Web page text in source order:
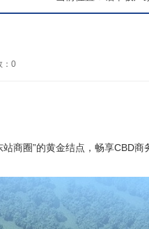
0
圈”的黄金结点，畅享CBD商